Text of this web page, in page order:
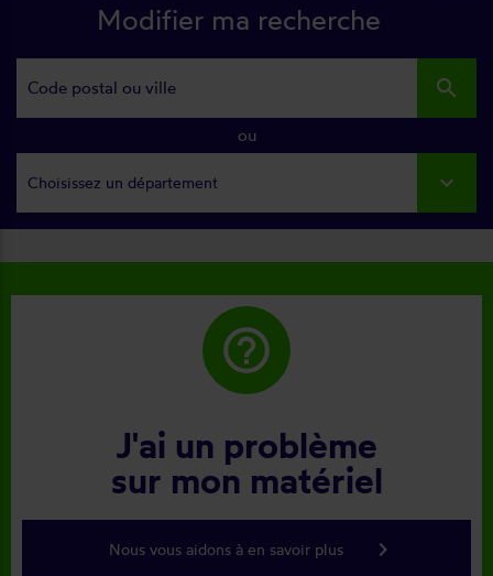
Modifier ma recherche
search
ou
Choisissez un département
help_outline
J'ai un problème
sur mon matériel
Nous vous aidons à en savoir plus keyboard_arrow_right